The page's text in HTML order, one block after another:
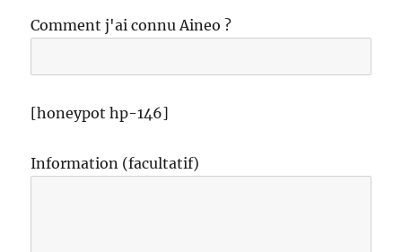
Comment j'ai connu Aineo ?
[honeypot hp-146]
Information (facultatif)